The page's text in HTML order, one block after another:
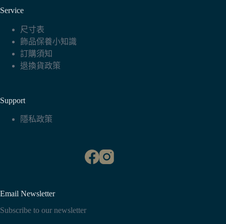
Service
尺寸表
飾品保養小知識
訂購須知
退換貨政策
Support
隱私政策
Email Newsletter
Subscribe to our newsletter